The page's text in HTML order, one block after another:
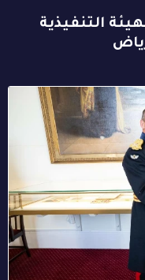
التنفيذية